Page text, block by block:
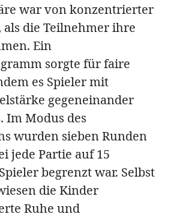
war von konzentrierter
als die Teilnehmer ihre
Ein
sorgte für faire
es Spieler mit
gegeneinander
Im Modus des
wurden sieben Runden
jede Partie auf 15
begrenzt war. Selbst
die Kinder
Ruhe und